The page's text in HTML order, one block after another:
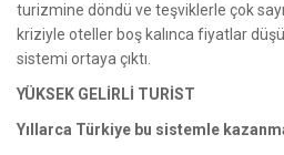
turizmine döndü ve teşviklerle çok
kriziyle oteller boş kalınca fiyatlar
sistemi ortaya çıktı.
YÜKSEK GELİRLİ TURİST
Yıllarca Türkiye bu sistemle